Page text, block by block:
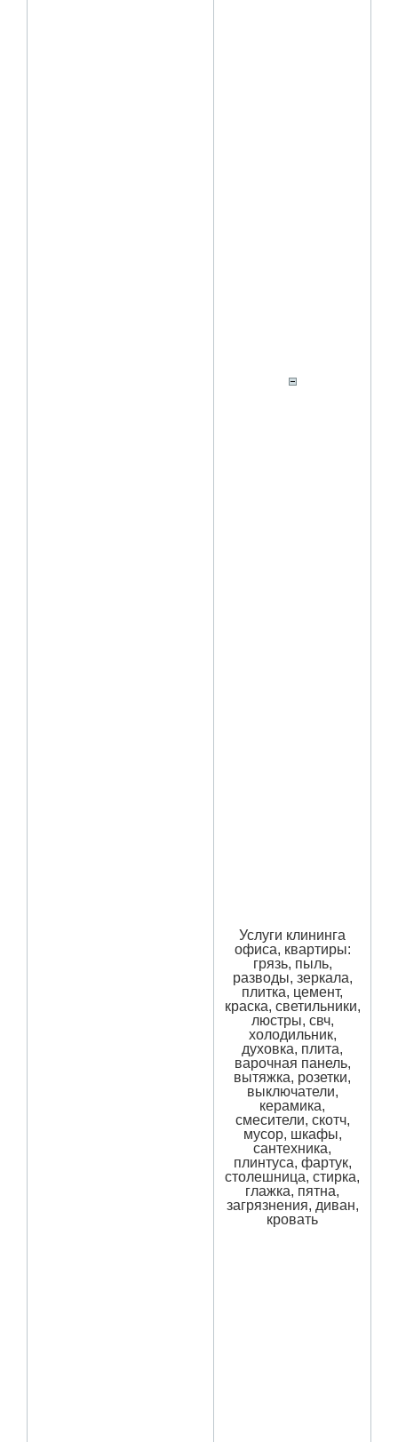
Услуги клининга
офиса, квартиры:
грязь, пыль,
разводы, зеркала,
плитка, цемент,
краска, светильники,
люстры, свч,
холодильник,
духовка, плита,
варочная панель,
вытяжка, розетки,
выключатели,
керамика,
смесители, скотч,
мусор, шкафы,
сантехника,
плинтуса, фартук,
столешница, стирка,
глажка, пятна,
загрязнения, диван,
кровать